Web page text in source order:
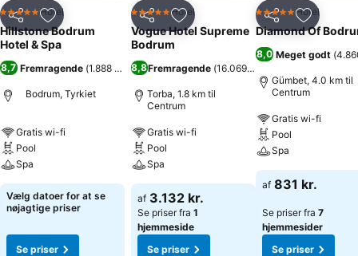
Del Føj til favoritter
5 StjernerHotel
Hillstone Bodrum
Hotel & Spa
8,7 Fremragende (1.888 bedømmelser)
Bodrum, Tyrkiet
Gratis wi-fi
Pool
Spa
Vælg datoer for at se
nøjagtige priser
Se priser
Del Føj til favoritter
5 StjernerHotel
Vogue Hotel Supreme
Bodrum
8,8Fremragende (16.069 bedømmelser
Torba, 1.8 km til
Centrum
Gratis wi-fi
Pool
Spa
af 3.132 kr.
Se priser fra 1
hjemmeside
Se priser
Del Føj til
5 StjernerHotel
Diamond Of
8,0 Meget godt (
Gümbet, 4.0 km til
Centrum
Gratis wi-fi
Pool
Spa
af 831 kr.
Se priser fra 7
hjemmesider
Se priser